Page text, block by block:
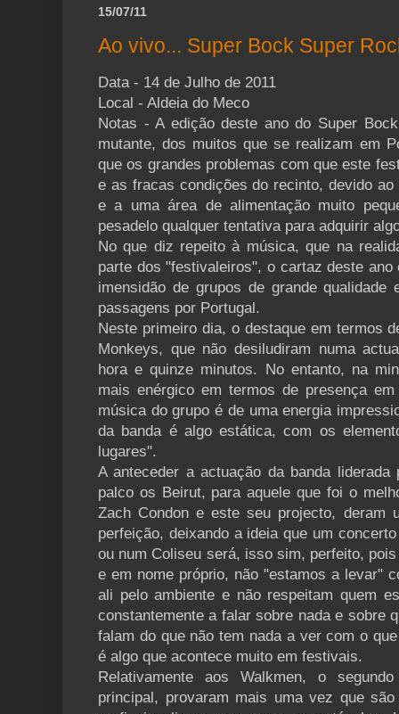
15/07/11
Ao vivo... Super Bock Super
Data - 14 de Julho de 2011
Local - Aldeia do Meco
Notas - A edição deste ano do Super
mutante, dos muitos que se realizam em
que os grandes problemas com que este
e as fracas condições do recinto, devido
e a uma área de alimentação muito
pesadelo qualquer tentativa para adquirir
No que diz repeito à música, que na
parte dos "festivaleiros", o cartaz deste
imensidão de grupos de grande qualidade
passagens por Portugal.
Neste primeiro dia, o destaque em termos
Monkeys, que não desiludiram numa
hora e quinze minutos. No entanto, na
mais enérgico em termos de presença
música do grupo é de uma energia
da banda é algo estática, com os
lugares".
A anteceder a actuação da banda
palco os Beirut, para aquele que foi o
Zach Condon e este seu projecto, deram
perfeição, deixando a ideia que um
ou num Coliseu será, isso sim, perfeito,
e em nome próprio, não "estamos a levar"
ali pelo ambiente e não respeitam quem
constantemente a falar sobre nada e sobre
falam do que não tem nada a ver com o
é algo que acontece muito em festivais.
Relativamente aos Walkmen, o
principal, provaram mais uma vez que